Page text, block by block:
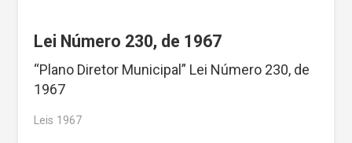
Lei Número 230, de 1967
“Plano Diretor Municipal” Lei Número 230, de
1967
Leis 1967